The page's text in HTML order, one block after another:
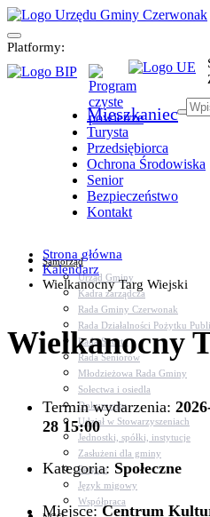
Platformy:
Mieszkaniec
Turysta
Przedsiębiorca
Ochrona Środowiska
Senior
Bezpieczeństwo
Kontakt
Samorząd
Urząd Gminy
Kadra zarządcza
Rada Gminy Czerwonak
Rada Działalności Pożytku
Rada Sportu
Rada Seniorów
Młodzieżowa Rada Gminy
Sołectwa i osiedla
Dokumenty
Udział w Stowarzyszeniach
Jednostki, spółki, instytucje
Zasłużeni dla gminy
Petycje
Język migowy
Współpraca
Strona główna
Kalendarz
Wielkanocny Targ Wiejski
Wielkanocny
Termin wydarzenia:
28 15:00
Kategoria: Społeczne
Miejsce:Centrum